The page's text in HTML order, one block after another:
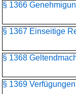
§ 1366
§ 1367 Einseitige
§ 1368
§ 1369